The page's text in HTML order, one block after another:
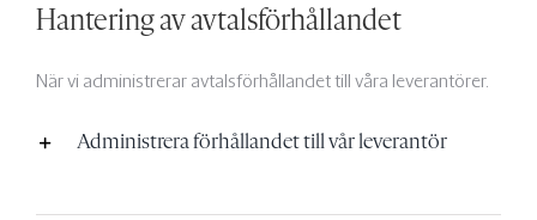
Hantering av avtalsförhållandet
När vi administrerar avtalsförhållandet till våra leverantörer.
Administrera förhållandet till vår leverantör